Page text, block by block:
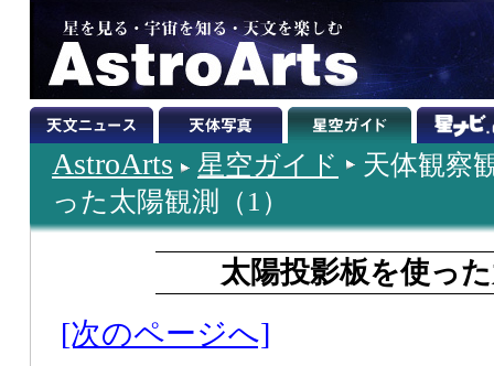
AstroArts 星空ガイド
天体観察
った太陽観測（1）
太陽投影板を使っ
[次のページへ]